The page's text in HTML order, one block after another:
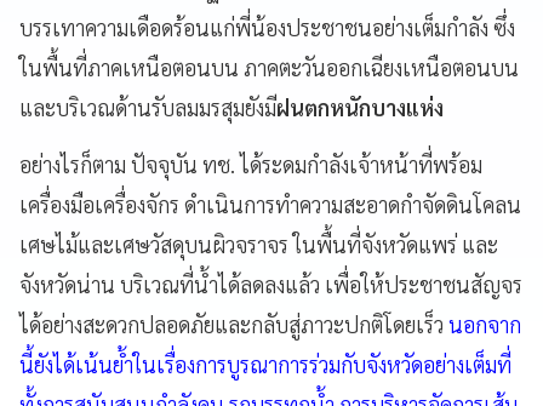
บรรเทาความเดือดร้อนแก่พี่น้องประชาชนอย่างเต็มกำลัง ซึ่ง
ในพื้นที่ภาคเหนือตอนบน ภาคตะวันออกเฉียงเหนือตอนบน
และบริเวณด้านรับลมมรสุมยังมีฝนตกหนักบางแห่ง
อย่างไรก็ตาม ปัจจุบัน ทช. ได้ระดมกำลังเจ้าหน้าที่พร้อม
เครื่องมือเครื่องจักร ดำเนินการทำความสะอาดกำจัดดินโคลน
เศษไม้และเศษวัสดุบนผิวจราจร ในพื้นที่จังหวัดแพร่ และ
จังหวัดน่าน บริเวณที่น้ำได้ลดลงแล้ว เพื่อให้ประชาชนสัญจร
ได้อย่างสะดวกปลอดภัยและกลับสู่ภาวะปกติโดยเร็ว นอกจาก
นี้ยังได้เน้นย้ำในเรื่องการบูรณาการร่วมกับจังหวัดอย่างเต็มที่